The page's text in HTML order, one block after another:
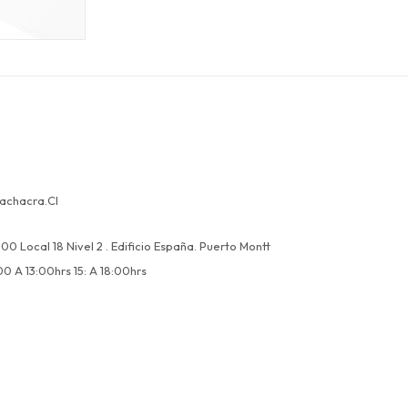
Local 18 Nivel 2 . Edificio España. Puerto Montt
A 13:00hrs 15: A 18:00hrs